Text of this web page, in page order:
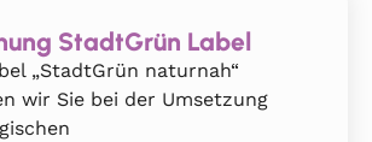
StadtGrün Label
„StadtGrün naturnah“
wir Sie bei der Umsetzung